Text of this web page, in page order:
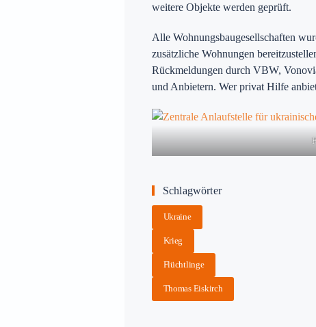
weitere Objekte werden geprüft.
Alle Wohnungsbaugesellschaften
zusätzliche Wohnungen
Rückmeldungen durch VBW,
und Anbietern. Wer privat Hilfe
Schlagwörter
Ukraine
Krieg
Flüchtlinge
Thomas Eiskirch